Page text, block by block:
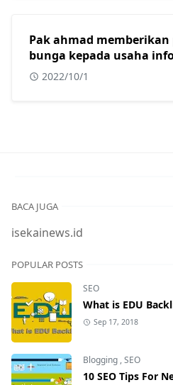
Pak ahmad
bunga kepada usaha
oleh beberapa warga
2022/10/1
BACA JUGA
isekainews.id
POPULAR POSTS
SEO
What is EDU
Sep 17, 2018
Blogging ,SEO
10 SEO Tips For